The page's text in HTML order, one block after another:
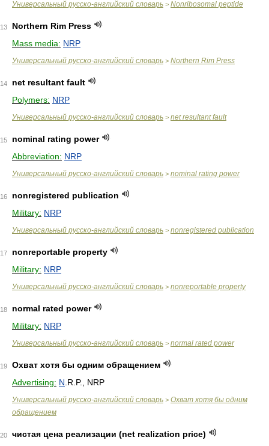
Универсальный русско-английский словарь > Nonribosomal peptide
13
Northern Rim Press
Mass media: NRP
Универсальный русско-английский словарь > Northern Rim Press
14
net resultant fault
Polymers: NRP
Универсальный русско-английский словарь > net resultant fault
15
nominal rating power
Abbreviation: NRP
Универсальный русско-английский словарь > nominal rating power
16
nonregistered publication
Military: NRP
Универсальный русско-английский словарь > nonregistered publication
17
nonreportable property
Military: NRP
Универсальный русско-английский словарь > nonreportable property
18
normal rated power
Military: NRP
Универсальный русско-английский словарь > normal rated power
19
Охват хотя бы одним обращением
Advertising: N .R.P., NRP
Универсальный русско-английский словарь > Охват хотя бы одним
обращением
20
чистая цена реализации (net realization price)